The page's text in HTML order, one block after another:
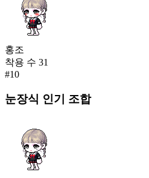
홍조
착용 수 31
#10
눈장식 인기 조합